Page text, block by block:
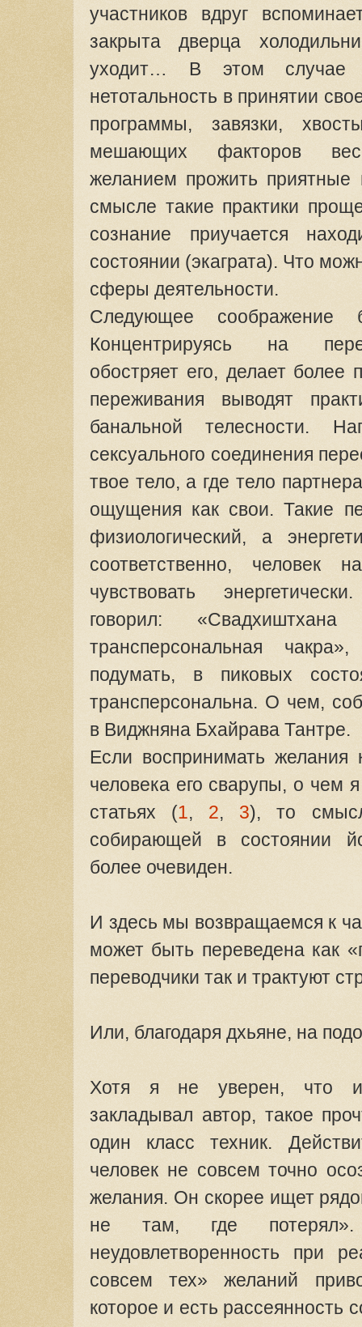
участников вдруг
закрыта дверца
уходит… В этом случае
нетотальность в принятии
программы, завязки,
мешающих факторов
желанием прожить приятные
смысле такие практики
сознание приучается
состоянии (экаграта). Что
сферы деятельности.
Следующее соображение
Концентрируясь на
обостряет его, делает
переживания выводят
банальной телесности.
сексуального соединения
твое тело, а где тело
ощущения как свои. Такие
физиологический, а
соответственно, человек
чувствовать
говорил:
трансперсональная
подумать, в пиковых
трансперсональна. О чем,
в Виджняна Бхайрава Тантре.
Если воспринимать желания
человека его сварупы, о чем
статьях (1, 2, 3), то
собирающей в состоянии
более очевиден.
И здесь мы возвращаемся к
может быть переведена как
переводчики так и трактуют
Или, благодаря дхьяне, на
Хотя я не уверен, что
закладывал автор, такое
один класс техник.
человек не совсем точно
желания. Он скорее ищет
не там, где
неудовлетворенность при
совсем тех» желаний
которое и есть рассеянность